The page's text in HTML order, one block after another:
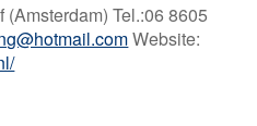
Tel.:06 8605
Website: